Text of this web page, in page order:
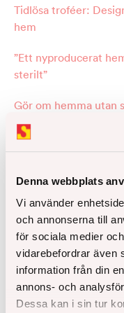
Denna webbplats
Vi använder
och annonserna till
för sociala medier
vidarebefordrar även
information från din
annons- och
Dessa kan i sin tur
Tidlösa troféer:
hem
”Ett nyproducerat
sterilt”
Gör om hemma utan
Missa
Låt oss hålla
som är på
bostadsprojekt